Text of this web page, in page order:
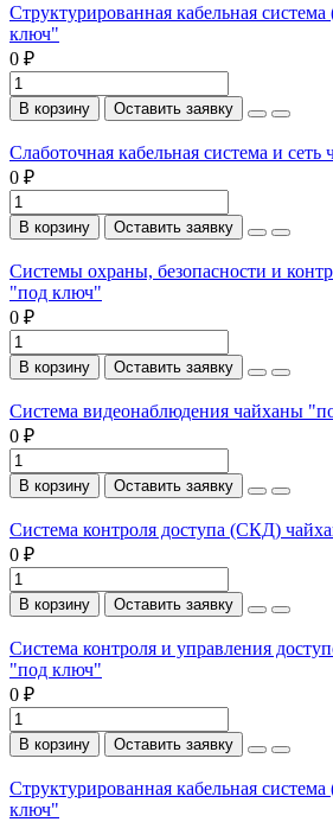
Структурированная кабельная
ключ"
0 ₽
В корзину Оставить заявку
Слаботочная кабельная система и
0 ₽
В корзину Оставить заявку
Системы охраны, безопасности и
"под ключ"
0 ₽
В корзину Оставить заявку
Система видеонаблюдения чайханы
0 ₽
В корзину Оставить заявку
Система контроля доступа (СКД)
0 ₽
В корзину Оставить заявку
Система контроля и управления
"под ключ"
0 ₽
В корзину Оставить заявку
Структурированная кабельная
ключ"